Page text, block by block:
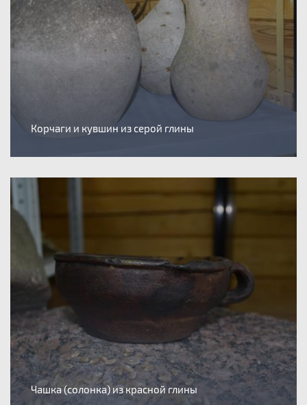
Корчаги и кувшин из серой глины
Чашка (солонка) из красной глины